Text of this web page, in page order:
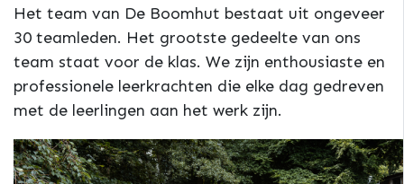
Het team van De Boomhut bestaat uit ongeveer
30 teamleden. Het grootste gedeelte van ons
team staat voor de klas. We zijn enthousiaste en
professionele leerkrachten die elke dag gedreven
met de leerlingen aan het werk zijn.